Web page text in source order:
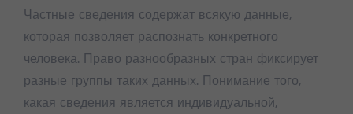
Частные сведения содержат всякую данные,
которая позволяет распознать конкретного
человека. Право разнообразных стран фиксирует
разные группы таких данных. Понимание того,
какая сведения является индивидуальной,